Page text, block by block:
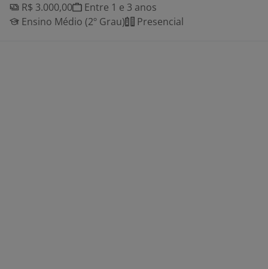
R$ 3.000,00
Entre 1 e 3 anos
Ensino Médio (2º Grau)
Presencial